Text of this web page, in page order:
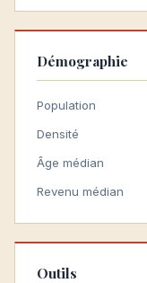
Démographie
Population
Densité
Âge médian
Revenu médian
Outils